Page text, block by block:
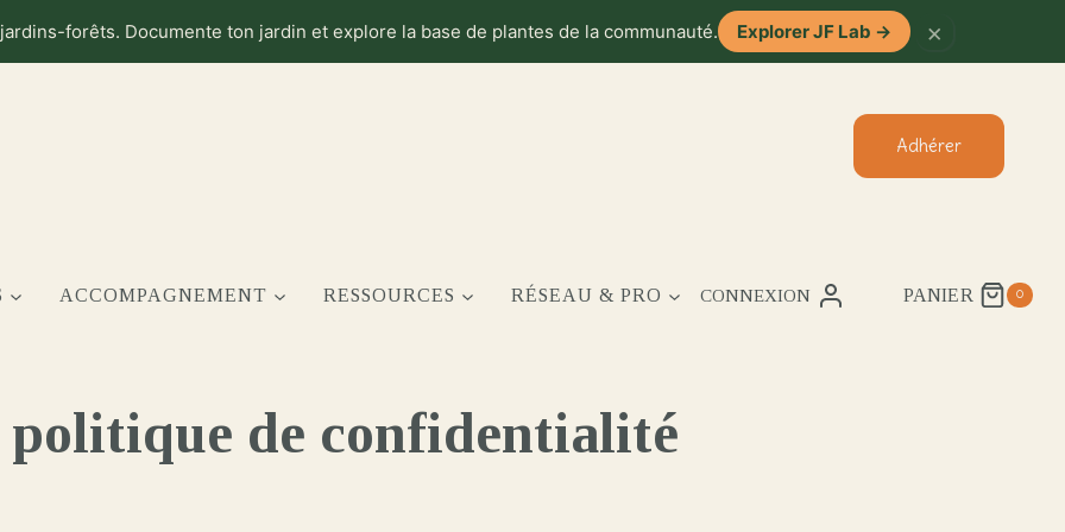
forêts. Documente ton jardin et explore la base de plantes de la communauté. Explorer JF Lab → ×
Adhérer
ACCOMPAGNEMENT RESSOURCES RÉSEAU & PRO CONNEXION PANIER 0
politique de confidentialité